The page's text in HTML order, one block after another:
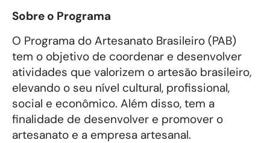
Sobre o Programa
O Programa do Artesanato Brasileiro (PAB)
tem o objetivo de coordenar e desenvolver
atividades que valorizem o artesão brasileiro,
elevando o seu nível cultural, profissional,
social e econômico. Além disso, tem a
finalidade de desenvolver e promover o
artesanato e a empresa artesanal.